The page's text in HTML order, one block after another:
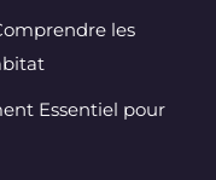
les
Essentiel pour